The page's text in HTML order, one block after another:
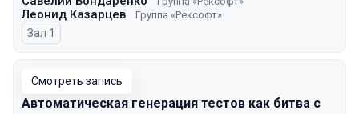
Леонид Казарцев Группа «Рексофт»
Зал 1
Смотреть запись
Автоматическая генерация тестов как битва с